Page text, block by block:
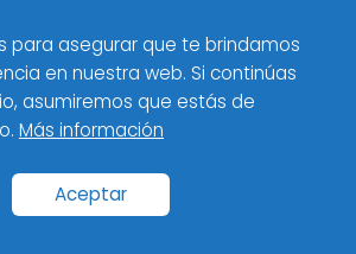
estén debidamente
de ruidos
para asegurar que te brindamos
en nuestra web. Si continúas
asumiremos que estás de
Más información
Aceptar